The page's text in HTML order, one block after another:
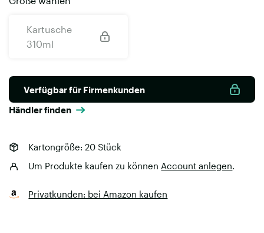
Kartusche
310ml
Verfügbar für Firmenkunden
Händler finden
Kartongröße: 20 Stück
Um Produkte kaufen zu können Account anlegen.
Privatkunden: bei Amazon kaufen